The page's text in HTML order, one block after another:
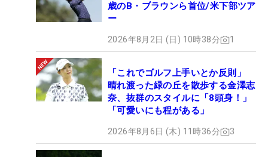
歳のB・ブラウンら首位/米下部ツア
ー
2026年8月2日 (日) 10時38分 1
「これでゴルフ上手いとか反則」
晴れ渡った緑の丘を散歩する金澤志
奈、抜群のスタイルに「8頭身！」
「可愛いにも程がある」
2026年8月6日 (木) 11時36分 3